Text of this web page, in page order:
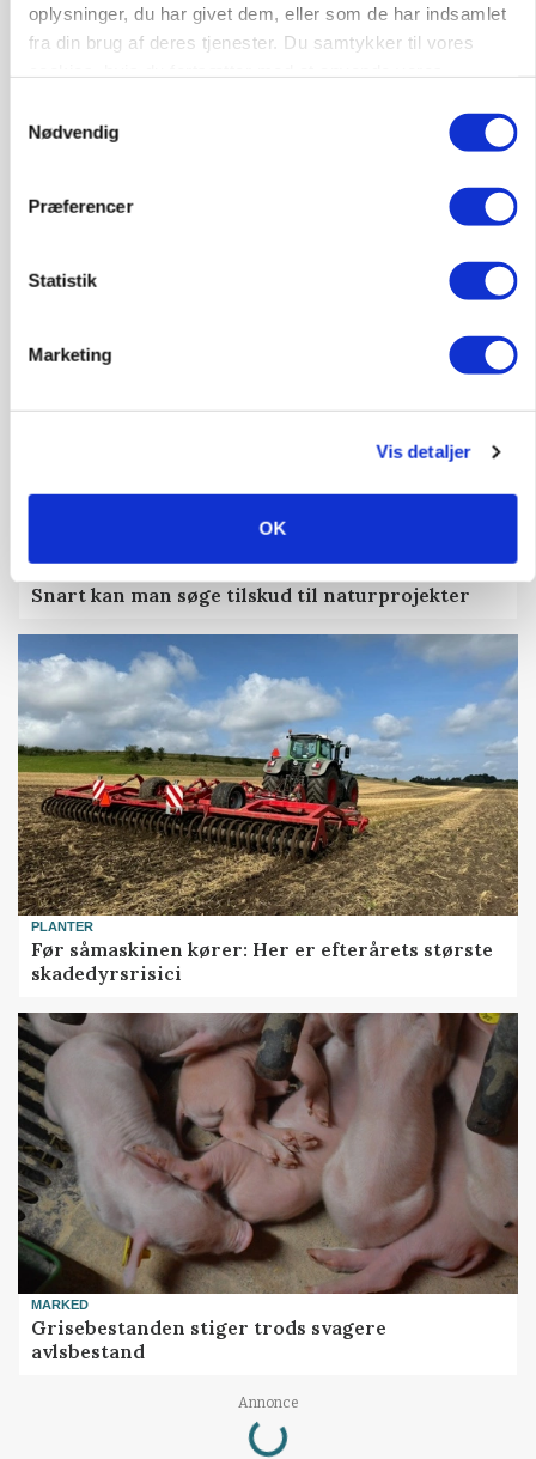
oplysninger, du har givet dem, eller som de har indsamlet
fra din brug af deres tjenester. Du samtykker til vores
Nødvendig
Præferencer
Statistik
Marketing
Vis detaljer
OK
Folketinget behandler ny gødskningslov: Sådan
Snart kan man søge tilskud til naturprojekter
PLANTER
Før såmaskinen kører: Her er efterårets største
skadedyrsrisici
MARKED
Grisebestanden stiger trods svagere
avlsbestand
Annonce
Loading...